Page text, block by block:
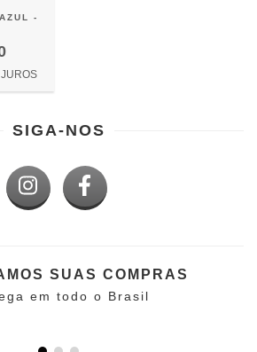
-
SIGA-NOS
SUAS COMPRAS
em todo o Brasil